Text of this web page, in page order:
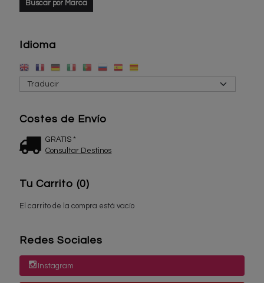
Idioma
Costes de Envío
GRATIS *
Consultar Destinos
Tu Carrito (0)
El carrito de la compra está vacío
Redes Sociales
Instagram